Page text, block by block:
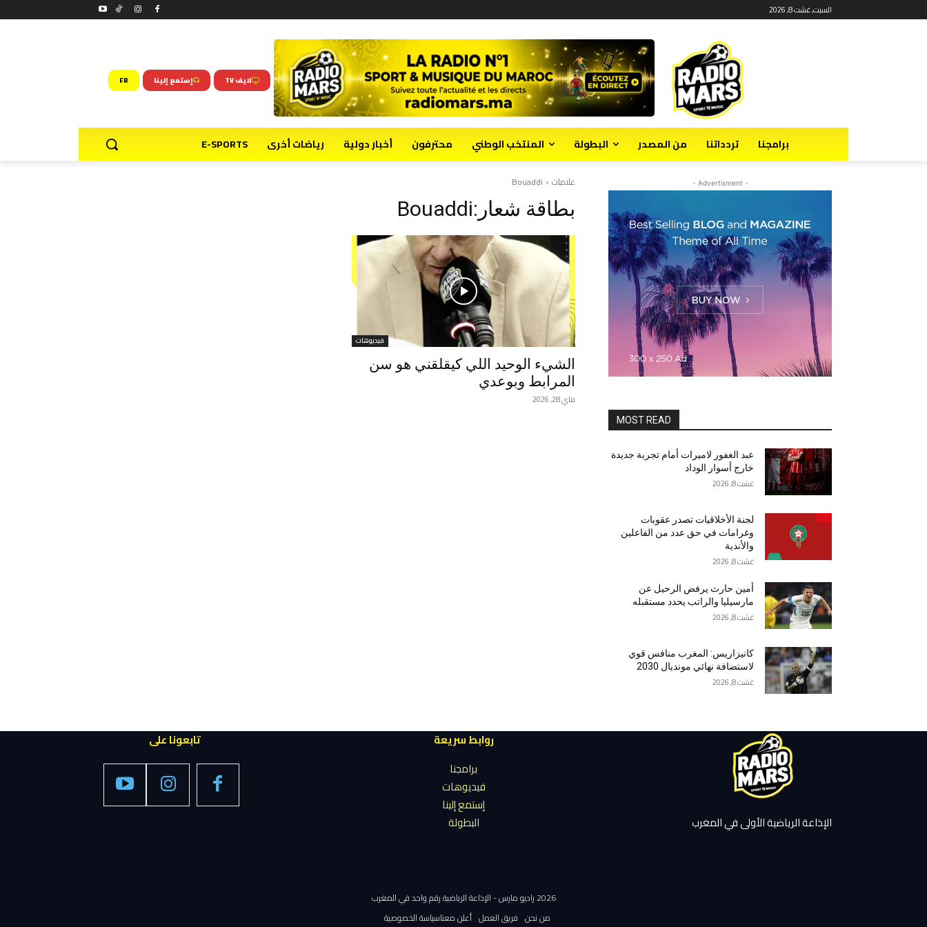
السبت, غشت 8, 2026
لايف TV إستمع إلينا FR
برامجنا تردداتنا من المصدر البطولة المنتخب الوطني محترفون أخبار دولية رياضات أخرى E-SPORTS
علامات Bouaddi
بطاقة شعار:Bouaddi
فيديوهات
الشيء الوحيد اللي كيقلقني هو سن
المرابط وبوعدي
ماي 28, 2026
- Advertisment -
MOST READ
عبد الغفور لاميرات أمام تجربة جديدة
خارج أسوار الوداد
غشت 8, 2026
لجنة الأخلاقيات تصدر عقوبات
وغرامات في حق عدد من الفاعلين
والأندية
غشت 8, 2026
أمين حارث يرفض الرحيل عن
مارسيليا والراتب يحدد مستقبله
غشت 8, 2026
كانيزاريس: المغرب منافس قوي
لاستضافة نهائي مونديال 2030
غشت 8, 2026
تابعونا على
روابط سريعة
برامجنا
فيديوهات
إستمع إلينا
البطولة
الإذاعة الرياضية الأولى في المغرب
2026 راديو مارس - الإذاعة الرياضية رقم واحد في المغرب
من نحن فريق العمل أعلن معناسياسة الخصوصية